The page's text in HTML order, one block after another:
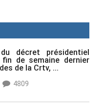
décret présidentiel
fin de semaine dernier
de la Crtv, ...
4809